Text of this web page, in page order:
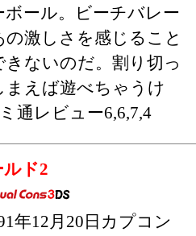
ボール。ビーチバレー
の激しさを感じること
きないのだ。割り切っ
まえば遊べちゃうけ
通レビュー6,6,7,4
ド2
年12月20日カプコン